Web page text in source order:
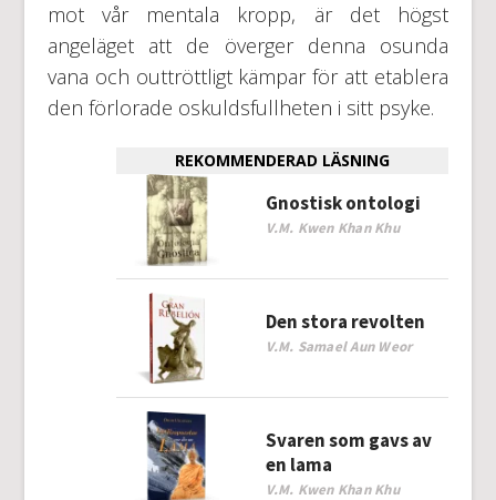
mot vår mentala kropp, är det högst
angeläget att de överger denna osunda
vana och outtröttligt kämpar för att etablera
den förlorade oskuldsfullheten i sitt psyke.
REKOMMENDERAD LÄSNING
Gnostisk ontologi
V.M. Kwen Khan Khu
Den stora revolten
V.M. Samael Aun Weor
Svaren som gavs av
en lama
V.M. Kwen Khan Khu